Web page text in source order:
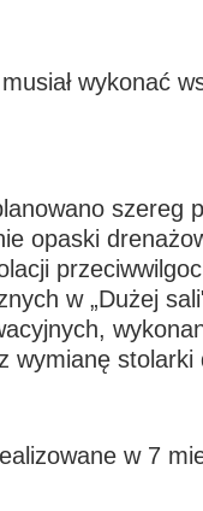
wykonać
szereg
opaski
w „Dużej
wymianę stolarki
w 7